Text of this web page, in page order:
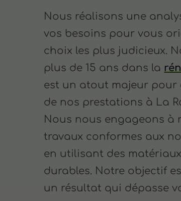
Nous réalisons une
vos besoins pour vous
choix les plus judicieux.
plus de 15 ans dans la
est un atout majeur
de nos prestations à La
Nous nous engageons à
travaux conformes aux
en utilisant des
durables. Notre objectif
un résultat qui dépasse